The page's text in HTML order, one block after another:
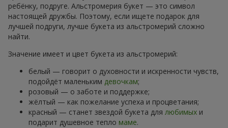
ребёнку, подруге. Альстромерия букет — это символ
настоящей дружбы. Поэтому, если ищете подарок для
лучшей подруги, лучше букета из альстромерий сложно
найти.
Значение имеет и цвет букета из альстромерий:
белый — говорит о духовности и искренности чувств,
подойдёт маленьким девочкам;
розовый — о заботе и поддержке;
жёлтый — как пожелание успеха и процветания;
красный — станет звездой букета для любимых и
подарит душевное тепло маме.